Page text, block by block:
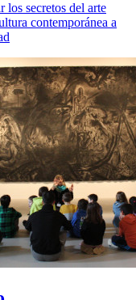
los secretos del arte
contemporánea a